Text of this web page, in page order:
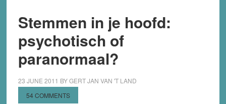
Stemmen in je hoofd:
psychotisch of
paranormaal?
23 JUNE 2011 BYGERT JAN VAN 'T LAND
54 COMMENTS